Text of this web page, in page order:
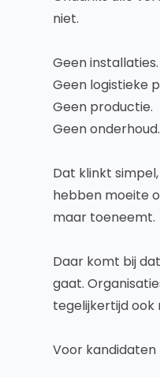
niet.
Geen installaties.
Geen logistieke
Geen productie.
Geen onderhoud.
Dat klinkt
hebben moeite
maar toeneemt.
Daar komt bij
gaat.
tegelijkertijd ook
Voor kandidaten